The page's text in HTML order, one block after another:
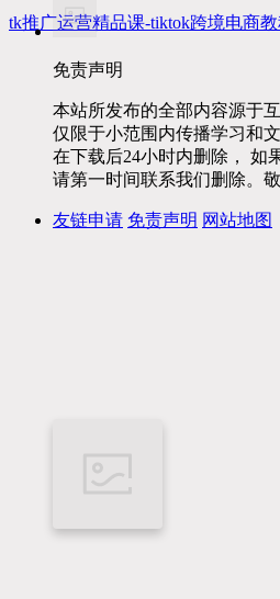
tk推广运营精品课-tiktok跨境电商教
免责声明
本站所发布的全部内容源于
仅限于小范围内传播学习和
在下载后24小时内删除， 如
请第一时间联系我们删除。
友链申请 免责声明 网站地图